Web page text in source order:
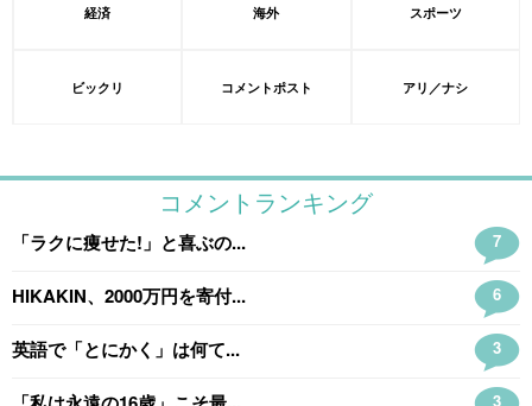
経済 海外 スポーツ
ビックリ コメントポスト アリ／ナシ